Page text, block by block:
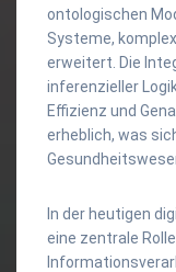
ontologischen
Systeme,
erweitert. Die
inferenzieller
Effizienz und
erheblich, was
In der heutigen
eine zentrale